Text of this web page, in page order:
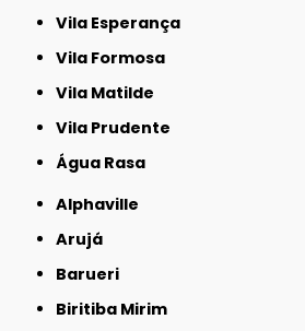
Vila Esperança
Vila Formosa
Vila Matilde
Vila Prudente
Água Rasa
Alphaville
Arujá
Barueri
Biritiba Mirim